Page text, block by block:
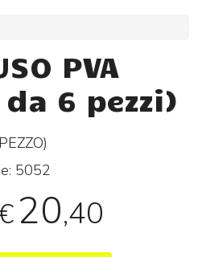
PVA
da 6 pezzi)
PEZZO)
5052
20,40